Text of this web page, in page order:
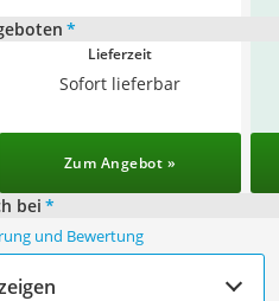
*
Lieferzeit
Sofort lieferbar
Zum Angebot »
bei *
und Bewertung